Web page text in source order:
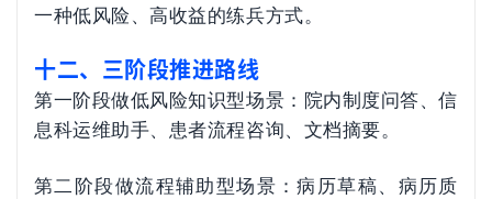
一种低风险、高收益的练兵方式。
十二、三阶段推进路线
第一阶段做低风险知识型场景：院内制度问答、信
息科运维助手、患者流程咨询、文档摘要。
第二阶段做流程辅助型场景：病历草稿、病历质